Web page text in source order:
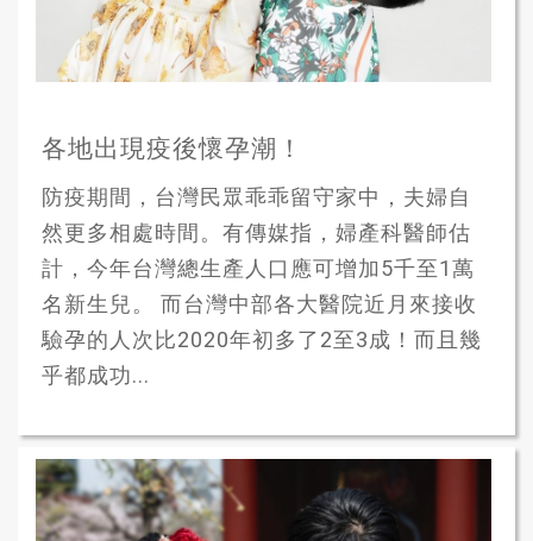
各地出現疫後懷孕潮！
防疫期間，台灣民眾乖乖留守家中，夫婦自
然更多相處時間。有傳媒指，婦產科醫師估
計，今年台灣總生產人口應可增加5千至1萬
名新生兒。 而台灣中部各大醫院近月來接收
驗孕的人次比2020年初多了2至3成！而且幾
乎都成功...